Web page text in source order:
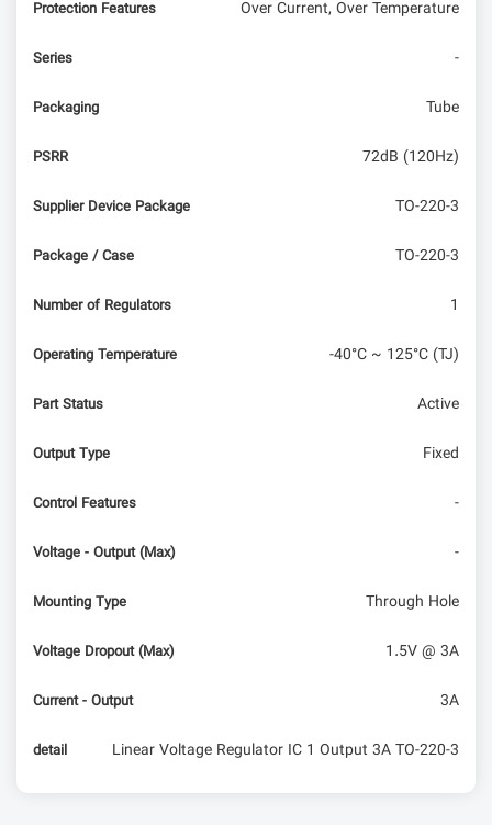
Protection Features Over Current, Over Temperature
Series -
Packaging Tube
PSRR 72dB (120Hz)
Supplier Device Package TO-220-3
Package / Case TO-220-3
Number of Regulators 1
Operating Temperature -40°C ~ 125°C (TJ)
Part Status Active
Output Type Fixed
Control Features -
Voltage - Output (Max) -
Mounting Type Through Hole
Voltage Dropout (Max) 1.5V @ 3A
Current - Output 3A
detail Linear Voltage Regulator IC 1 Output 3A TO-220-3